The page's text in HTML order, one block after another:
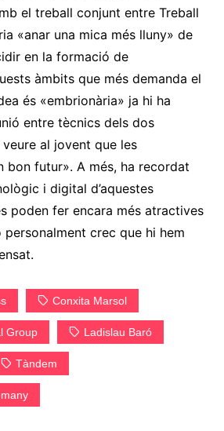
el treball conjunt entre Treball
«anar una mica més lluny» de
en la formació de
àmbits que més demanda el
és «embrionària» ja hi ha
entre tècnics dels dos
al jovent que les
bon futur». A més, ha recordat
i digital d’aquestes
poden fer encara més atractives
crec que hi hem
Conxita Marsol
Group Ladislau Baró
Tàndem